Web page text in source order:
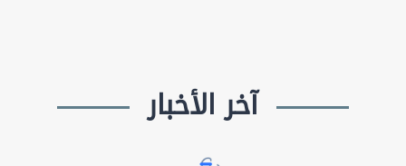
آخر الأخبار